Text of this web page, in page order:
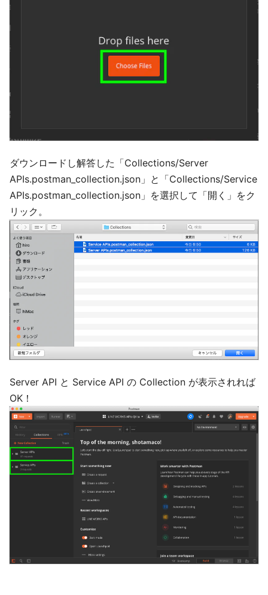
ダウンロードし解答した「Collections/Server
APIs.postman_collection.json」と「Collections/Service
APIs.postman_collection.json」を選択して「開く」をク
リック。
Server API と Service API の Collection が表示されれば
OK！